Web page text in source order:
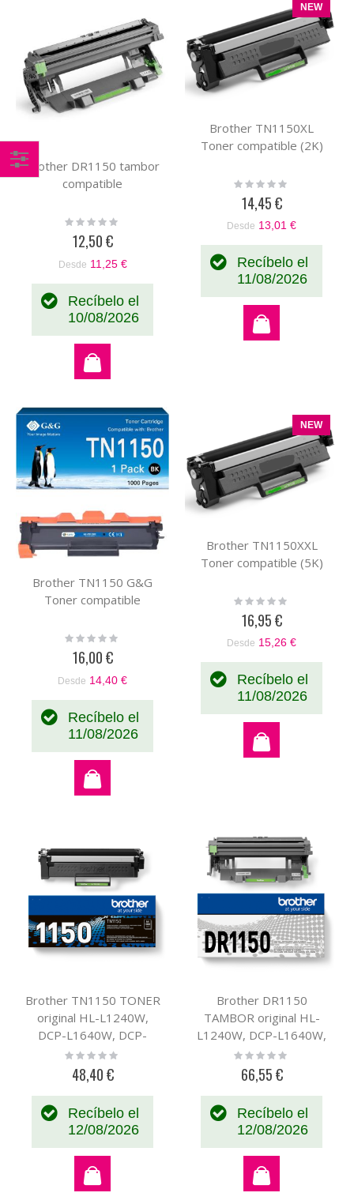
Brother DR1150 tambor
compatible
Rating:
12,50 €
Desde 11,25 €
Recíbelo el
10/08/2026
NEW
Brother TN1150XL
Toner compatible (2K)
Rating:
14,45 €
Desde 13,01 €
Recíbelo el
11/08/2026
Brother TN1150 G&G
Toner compatible
Rating:
16,00 €
Desde 14,40 €
Recíbelo el
11/08/2026
NEW
Brother TN1150XXL
Toner compatible (5K)
Rating:
16,95 €
Desde 15,26 €
Recíbelo el
11/08/2026
Brother TN1150 TONER
original HL-L1240W,
DCP-L1640W, DCP-
L1660W
Rating:
48,40 €
Recíbelo el
12/08/2026
Brother DR1150
TAMBOR original HL-
L1240W, DCP-L1640W,
DCP-L1660W
Rating:
66,55 €
Recíbelo el
12/08/2026
Comprar